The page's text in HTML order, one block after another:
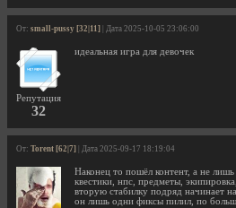
От: small-pussy [32|11] | Дата 2025-10-05 23:06:00
Репутация
32
идеальная игра для девочек
От: Torent [62|7] | Дата 2025-09-17 18:19:04
Наконец то пошёл контент, а не
квестики, нпс, предметы,
вторую стабилку подряд начинает
он лишь одни фиксы пилил, по